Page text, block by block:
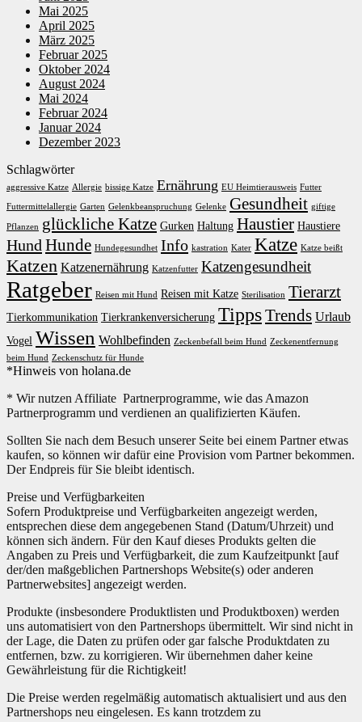
Mai 2025
April 2025
März 2025
Februar 2025
Oktober 2024
August 2024
Mai 2024
Februar 2024
Januar 2024
Dezember 2023
Schlagwörter
aggressive Katze Allergie bissige Katze Ernährung EU Heimtierausweis Futter
Futtermittelallergie Garten Gelenkbeanspruchung Gelenke Gesundheit giftige
Pflanzen glückliche Katze Gurken Haltung Haustier Haustiere
Hund Hunde Hundegesundhet Info kastration Kater Katze Katze beißt
Katzen Katzenernährung Katzenfutter Katzengesundheit
Ratgeber Reisen mit Hund Reisen mit Katze Sterilisation Tierarzt
Tierkommunikation Tierkrankenversicherung TippsTrends Urlaub
Vogel Wissen Wohlbefinden Zeckenbefall beim Hund Zeckenentfernung
beim Hund Zeckenschutz für Hunde
*Hinweis von holana.de
* Wir nutzen Affiliate Partnerprogramme, wie das Amazon
Partnerprogramm und verdienen an qualifizierten Käufen.
Sollten Sie nach dem Besuch unserer Seite bei einem Partner etwas
kaufen, so können wir dafür eine Provision vom Partner bekommen.
Der Endpreis für Sie bleibt identisch.
Preise und Verfügbarkeiten
Sofern Produktpreise und Verfügbarkeiten angezeigt werden,
entsprechen diese dem angegebenen Stand (Datum/Uhrzeit) und
können sich ändern. Für den Kauf dieses Produkts gelten die
Angaben zu Preis und Verfügbarkeit, die zum Kaufzeitpunkt [auf
der/den maßgeblichen Partnershops Website(s) oder anderen
Partnerwebsites] angezeigt werden.
Produkte (insbesondere Produktlisten und Produktboxen) werden
uns automatisiert von den Partnershops übermittelt. Wir sind nicht in
der Lage, die Daten zu prüfen oder gar falsche Produktdaten zu
entfernen, bzw. zu korrigieren. Wir übernehmen daher keine
Gewährleistung für die Richtigkeit!
Die Preise werden regelmäßig automatisch aktualisiert und aus den
Partnershops neu eingelesen. Es kann trotzdem zu